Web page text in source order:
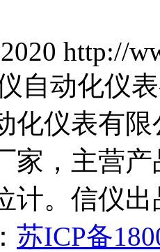
http://
仪自动化仪
化仪表有
家，主营产
计。信仪
苏ICP备